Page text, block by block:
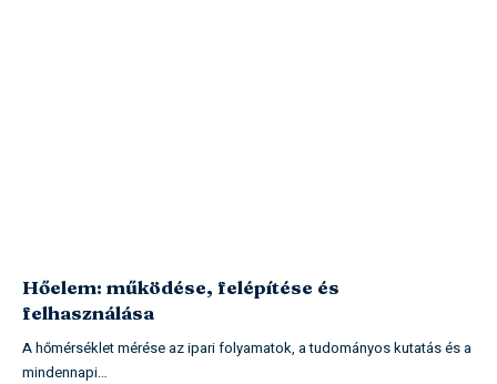
Hőelem: működése, felépítése és
felhasználása
A hőmérséklet mérése az ipari folyamatok, a tudományos kutatás és a
mindennapi…